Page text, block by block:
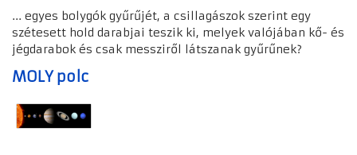
... egyes bolygók gyűrűjét, a csillagászok szerint egy
szétesett hold darabjai teszik ki, melyek valójában kő- és
jégdarabok és csak messziről látszanak gyűrűnek?
MOLY polc